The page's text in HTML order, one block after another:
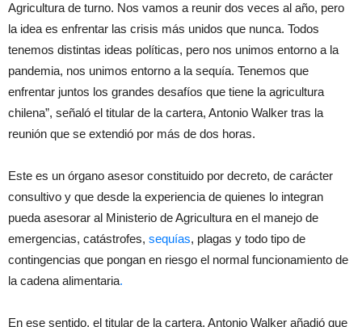
Agricultura de turno. Nos vamos a reunir dos veces al año, pero
la idea es enfrentar las crisis más unidos que nunca. Todos
tenemos distintas ideas políticas, pero nos unimos entorno a la
pandemia, nos unimos entorno a la sequía. Tenemos que
enfrentar juntos los grandes desafíos que tiene la agricultura
chilena”, señaló el titular de la cartera, Antonio Walker tras la
reunión que se extendió por más de dos horas.
Este es un órgano asesor constituido por decreto, de carácter
consultivo y que desde la experiencia de quienes lo integran
pueda asesorar al Ministerio de Agricultura en el manejo de
emergencias, catástrofes, sequías, plagas y todo tipo de
contingencias que pongan en riesgo el normal funcionamiento de
la cadena alimentaria.
En ese sentido, el titular de la cartera, Antonio Walker añadió que